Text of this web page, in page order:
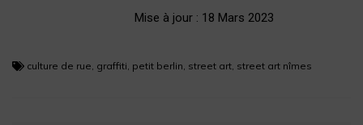
Mise à jour : 18 Mars 2023
culture de rue graffiti petit berlin street art street art nîmes